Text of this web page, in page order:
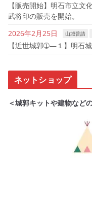
【販売開始】明石市立
武将印の販売を開始。
2026年2月25日
山城普請
【近世城郭➀―１】明石
ネットショップ
＜城郭キットや建物など